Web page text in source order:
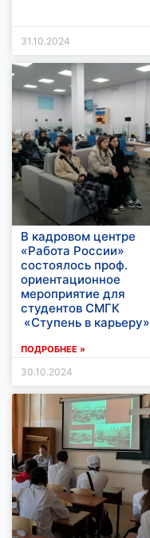
31.10.2024
В кадровом центре
«Работа России»
состоялось проф.
ориентационное
мероприятие для
студентов СМГК
«Ступень в карьеру»
ПОДРОБНЕЕ »
30.10.2024